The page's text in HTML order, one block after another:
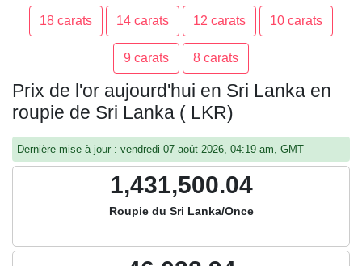
18 carats 14 carats 12 carats 10 carats
9 carats 8 carats
Prix de l'or aujourd'hui en Sri Lanka en
roupie de Sri Lanka ( LKR)
Dernière mise à jour : vendredi 07 août 2026, 04:19 am, GMT
1,431,500.04
Roupie du Sri Lanka/Once